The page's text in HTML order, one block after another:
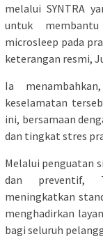
melalui SYNTRA
untuk
microsleep pada
keterangan resmi,
Ia
keselamatan
ini, bersamaan
dan tingkat stres
Melalui penguatan
dan preventif,
meningkatkan
menghadirkan
bagi seluruh